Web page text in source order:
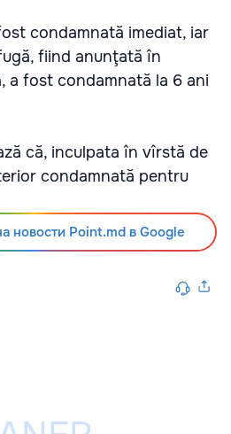
condamnată imediat, iar
fiind anunţată în
a fost condamnată la 6 ani
că, inculpata în vîrstă de
condamnată pentru
новости Point.md в Google